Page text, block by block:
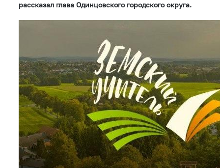
рассказал глава Одинцовского городского округа.